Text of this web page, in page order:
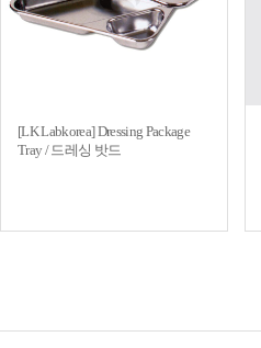
[LK Labkorea] Dressing Package
Tray / 드레싱 밧드